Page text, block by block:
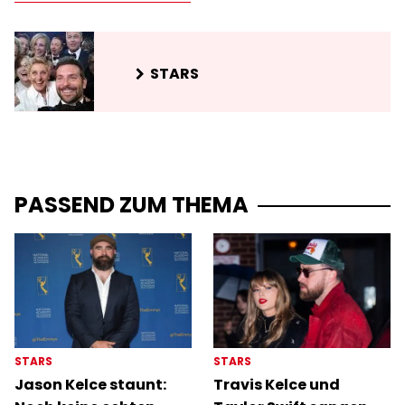
STARS
PASSEND ZUM THEMA
STARS
Jason Kelce staunt:
STARS
Travis Kelce und